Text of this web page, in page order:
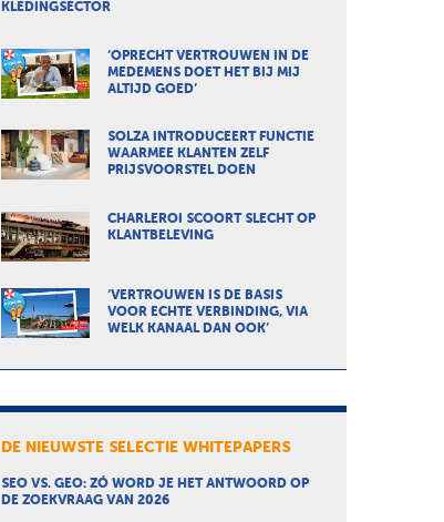
KLEDINGSECTOR
‘OPRECHT VERTROUWEN IN DE
MEDEMENS DOET HET BIJ MIJ
ALTIJD GOED’
SOLZA INTRODUCEERT FUNCTIE
WAARMEE KLANTEN ZELF
PRIJSVOORSTEL DOEN
CHARLEROI SCOORT SLECHT OP
KLANTBELEVING
‘VERTROUWEN IS DE BASIS
VOOR ECHTE VERBINDING, VIA
WELK KANAAL DAN OOK’
DE NIEUWSTE SELECTIE WHITEPAPERS
SEO VS. GEO: ZÓ WORD JE HET ANTWOORD OP
DE ZOEKVRAAG VAN 2026